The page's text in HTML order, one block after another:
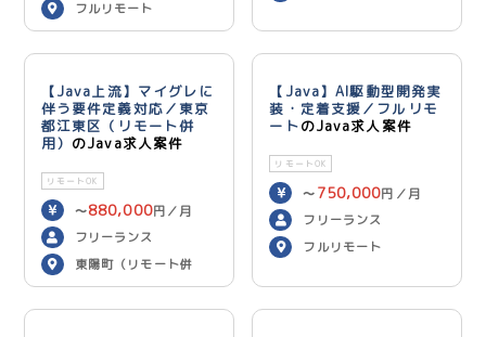
フルリモート
【Java上流】マイグレに
伴う要件定義対応／東京
都江東区（リモート併
用） のJava求人案件
リモートOK
〜880,000円／月
フリーランス
東陽町（リモート併
用）
【Java】AI駆動型開発実
装・定着支援／フルリモ
ートのJava求人案件
リモートOK
〜 750,000円／月
フリーランス
フルリモート